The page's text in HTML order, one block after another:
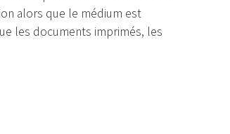
alors que le médium est
les documents imprimés, les